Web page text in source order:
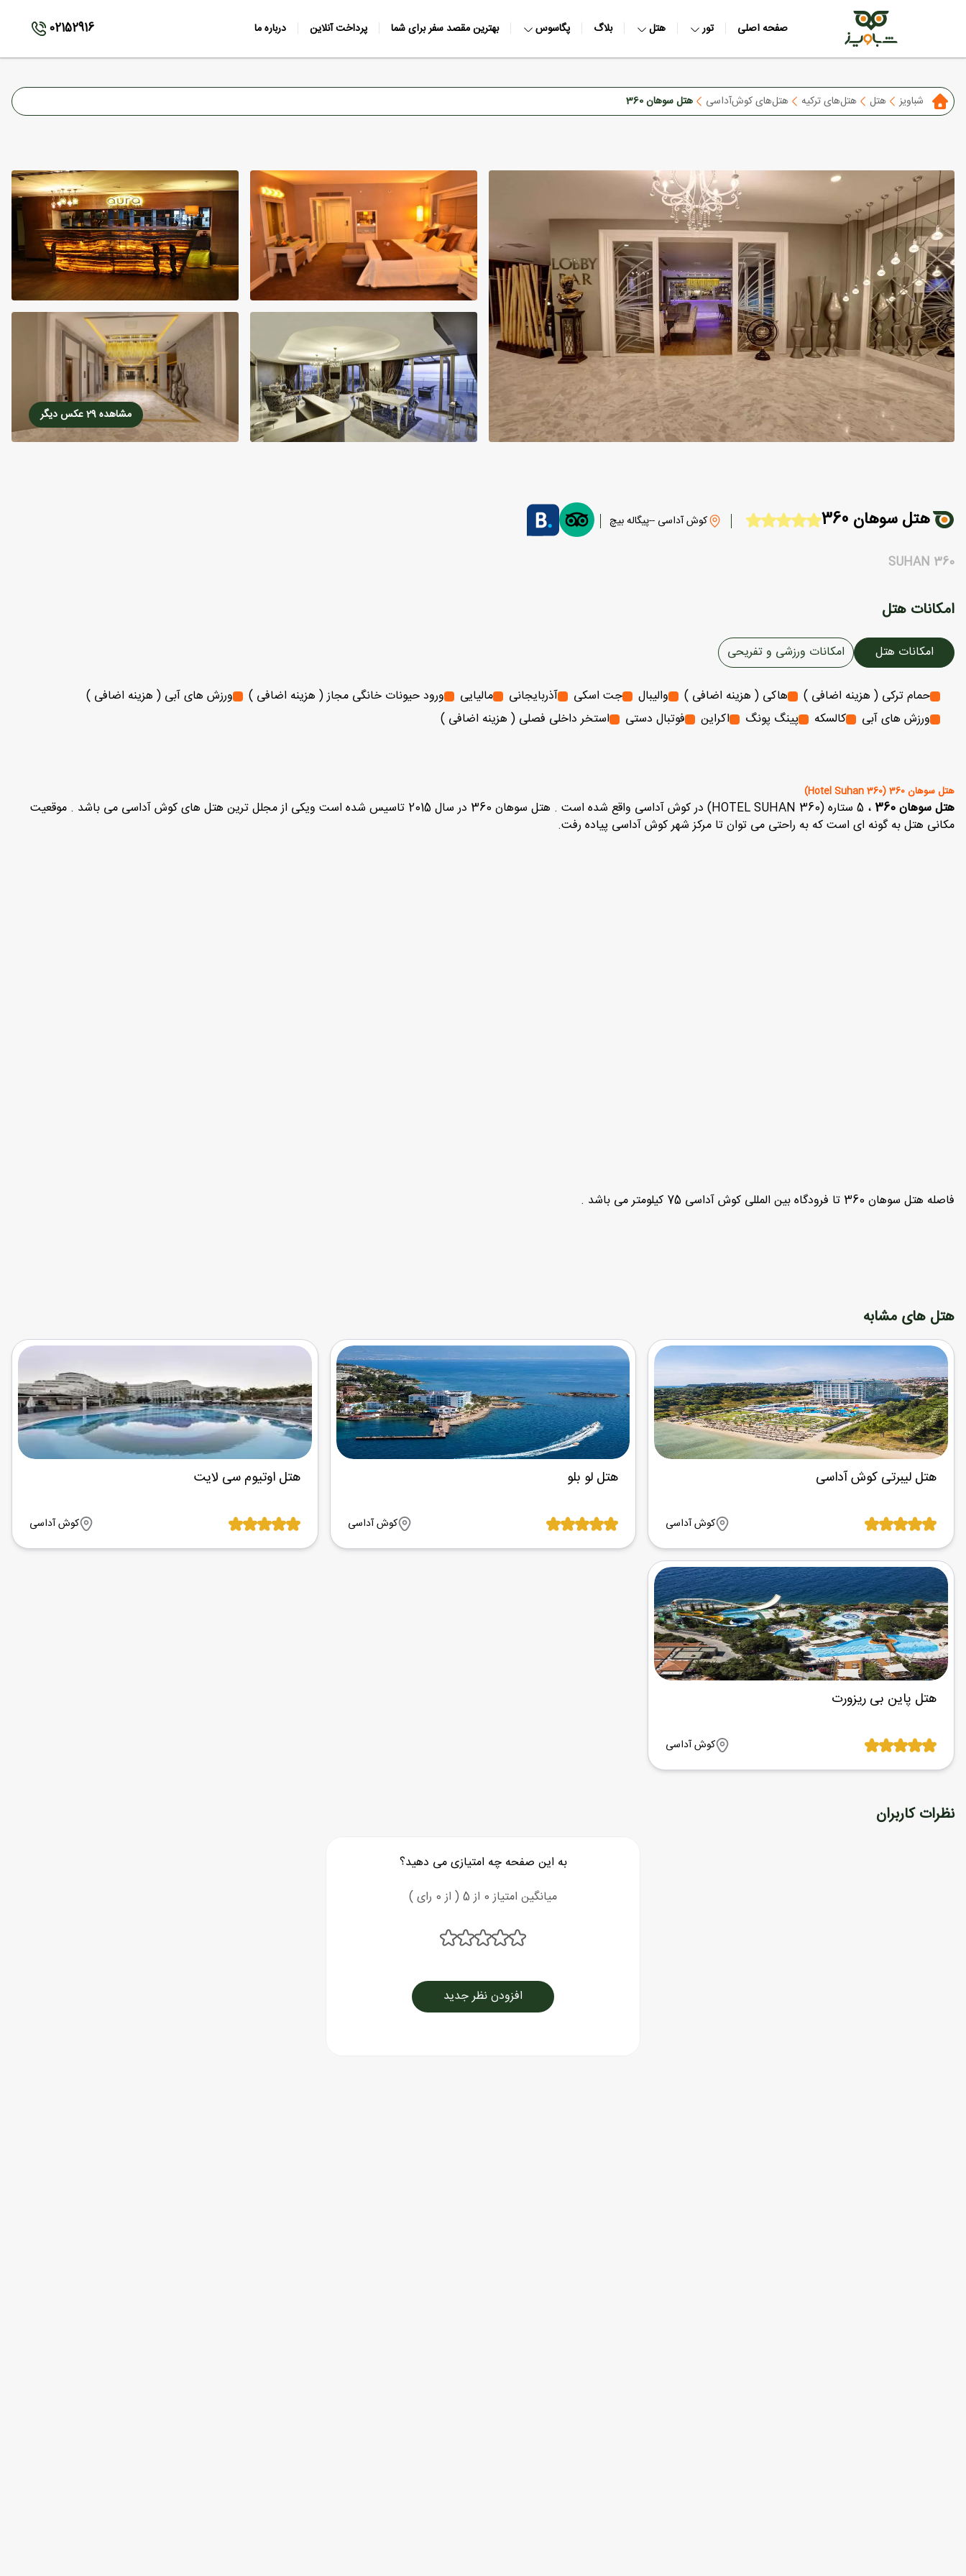
صفحه اصلی تور هتل بلاگ پگاسوس بهترین مقصد سفر برای شما پرداخت آنلاین درباره ما 02152916
شباویز هتل هتل‌های ترکیه هتل‌های کوش‌آداسی هتل سوهان 360
مشاهده 29 عکس دیگر
هتل سوهان 360 کوش آداسی --پیگاله بیچ
SUHAN 360
امکانات هتل
امکانات هتل امکانات ورزشی و تفریحی
حمام ترکی ( هزینه اضافی ) هاکی ( هزینه اضافی ) والیبال جت اسکی آذربایجانی مالیایی ورود حیونات خانگی مجاز ( هزینه اضافی )
ورزش های آبی ( هزینه اضافی )
ورزش های آبی
کالسکه پینگ پونگ اکراین فوتبال دستی استخر داخلی فصلی ( هزینه اضافی )
هتل سوهان 360 (Hotel Suhan 360)
هتل سوهان 360
، 5 ستاره (HOTEL SUHAN 360) در کوش آداسی واقع شده است . هتل سوهان 360 در سال 2015 تاسیس شده است ویکی از مجلل ترین هتل های کوش آداسی می باشد . موقعیت
مکانی هتل به گونه ای است که به راحتی می توان تا مرکز شهر کوش آداسی پیاده رفت.
فاصله هتل سوهان 360 تا فرودگاه بین المللی کوش آداسی 75 کیلومتر می باشد .
هتل های مشابه
هتل لیبرتی کوش آداسی
کوش آداسی
هتل لو بلو
کوش آداسی
هتل اوتیوم سی لایت
کوش آداسی
هتل پاین بی ریزورت
کوش آداسی
نظرات کاربران
به این صفحه چه امتیازی می دهید؟
میانگین امتیاز 0 از 5 ( از 0 رای )
افزودن نظر جدید